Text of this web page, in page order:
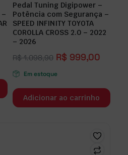
Pedal Tuning Digipower –
Potência com Segurança –
SPEED INFINITY TOYOTA
COROLLA CROSS 2.0 – 2022
– 2026
R$1.098,90 R$ 999,00
Em estoque
Adicionar ao carrinho